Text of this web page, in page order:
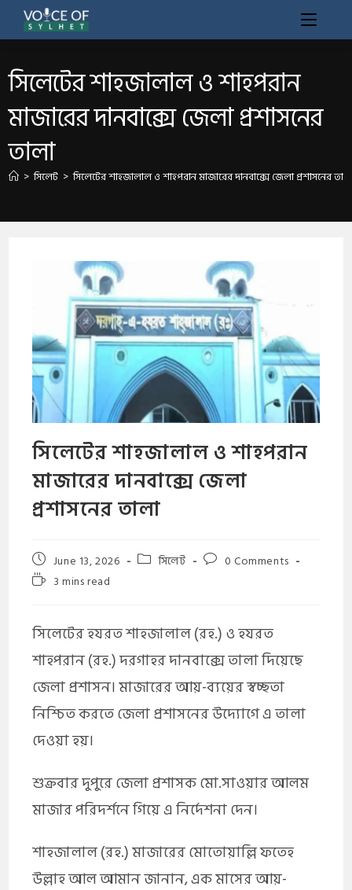
সিলেটের শাহজালাল ও শাহপরান
মাজারের দানবাক্সে জেলা প্রশাসনের
তালা
> সিলেট > সিলেটের শাহজালাল ও শাহপরান মাজারের দানবাক্সে জেলা প্রশাসনের
সিলেটের শাহজালাল ও শাহপরান
মাজারের দানবাক্সে জেলা
প্রশাসনের তালা
June 13, 2026 সিলেট
0 Comments
3 mins read
সিলেটের হযরত শাহজালাল (রহ.) ও হযরত
শাহপরান (রহ.) দরগাহর দানবাক্সে তালা দিয়েছে
জেলা প্রশাসন। মাজারের আয়-ব্যয়ের স্বচ্ছতা
নিশ্চিত করতে জেলা প্রশাসনের উদ্যোগে এ তালা
দেওয়া হয়।
শুক্রবার দুপুরে জেলা প্রশাসক মো.সাওয়ার আলম
মাজার পরিদর্শনে গিয়ে এ নির্দেশনা দেন।
শাহজালাল (রহ.) মাজারের মোতোয়াল্লি ফতেহ
উল্লাহ আল আমান জানান, এক মাসের আয়-